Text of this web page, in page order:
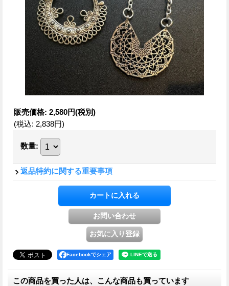
販売価格: 2,580円(税別)
(税込: 2,838円)
数量:
返品特約に関する重要事項
Facebookでシェア
この商品を買った人は、こんな商品も買っています